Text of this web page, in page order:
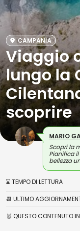
CAMPANIA
Viaggio
lungo la
scoprire
MARIO
Scopri la
Pianifica
bellezza
⌛ TEMPO DI LETTURA
📆 ULTIMO
🥇 QUESTO CONTENUTO